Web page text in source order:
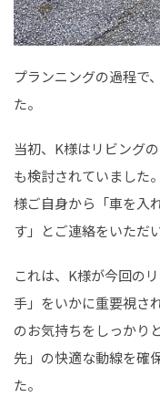
プランニングの過程で
た。
当初、K様はリビング
も検討されていました
様ご自身から「車を入
す」とご連絡をいただ
これは、K様が今回の
手」をいかに重要視さ
のお気持ちをしっかり
先」の快適な動線を確
た。